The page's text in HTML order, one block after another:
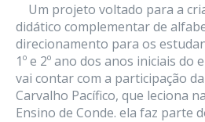
Um projeto voltado para a
didático complementar de
direcionamento para os
1º e 2º ano dos anos iniciais
vai contar com a participação
Carvalho Pacífico, que leciona
Ensino de Conde. ela faz parte